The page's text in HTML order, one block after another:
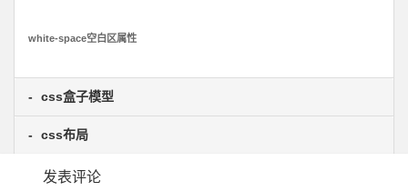
white-space空白区属性
css盒子模型
css布局
发表评论